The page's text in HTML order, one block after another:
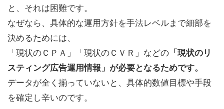
と、それは困難です。
なぜなら、具体的な運用方針を手法レベルまで細部を
決めるためには、
「現状のＣＰＡ」「現状のＣＶＲ」などの 「現状のリ
スティング広告運用情報」が必要となるためです。
データが全く揃っていないと、具体的数値目標や手段
を確定し辛いのです。